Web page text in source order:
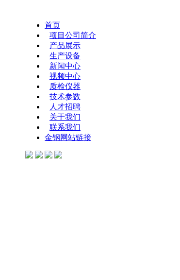
首页
项目公司简介
产品展示
生产设备
新闻中心
视频中心
质检仪器
技术参数
人才招聘
关于我们
联系我们
金钢网站链接